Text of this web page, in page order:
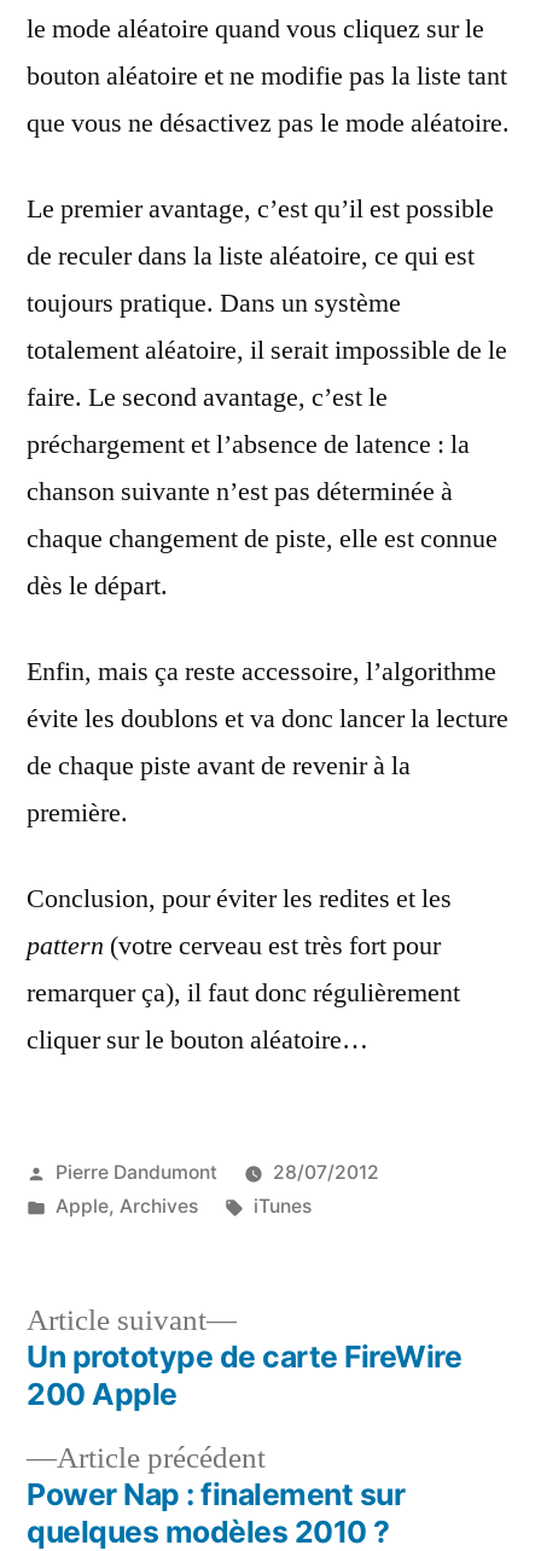
le mode aléatoire quand vous cliquez sur le
bouton aléatoire et ne modifie pas la liste tant
que vous ne désactivez pas le mode aléatoire.
Le premier avantage, c’est qu’il est possible
de reculer dans la liste aléatoire, ce qui est
toujours pratique. Dans un système
totalement aléatoire, il serait impossible de le
faire. Le second avantage, c’est le
préchargement et l’absence de latence : la
chanson suivante n’est pas déterminée à
chaque changement de piste, elle est connue
dès le départ.
Enfin, mais ça reste accessoire, l’algorithme
évite les doublons et va donc lancer la lecture
de chaque piste avant de revenir à la
première.
Conclusion, pour éviter les redites et les
pattern (votre cerveau est très fort pour
remarquer ça), il faut donc régulièrement
cliquer sur le bouton aléatoire…
Publié
par
Pierre Dandumont
28/07/2012
Publié
Apple, Archives Étiquettes :
iTunes
Navigation
l’article
Article précédentArticle
précédent :
Power Nap : finalement sur
quelques modèles 2010 ?
Article suivant
Article
suivant :
Un prototype de carte FireWire
200 Apple